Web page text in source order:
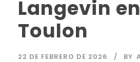
Langevin en
Toulon
22 DE FEBRERO DE 2026 BY